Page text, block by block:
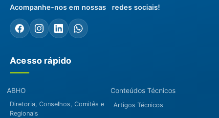
Acompanhe-nos em nossas redes sociais!
Acesso rápido
ABHO
Diretoria, Conselhos, Comitês e
Regionais
Conteúdos Técnicos
Artigos Técnicos